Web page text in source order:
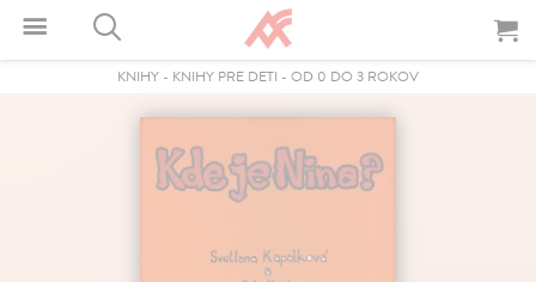
KNIHY - KNIHY PRE DETI - OD 0 DO 3 ROKOV